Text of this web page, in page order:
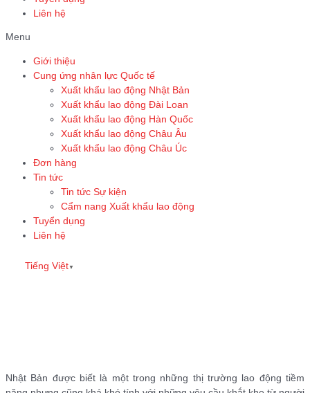
Liên hệ
Menu
Giới thiệu
Cung ứng nhân lực Quốc tế
Xuất khẩu lao động Nhật Bản
Xuất khẩu lao động Đài Loan
Xuất khẩu lao động Hàn Quốc
Xuất khẩu lao động Châu Âu
Xuất khẩu lao động Châu Úc
Đơn hàng
Tin tức
Tin tức Sự kiện
Cẩm nang Xuất khẩu lao động
Tuyển dụng
Liên hệ
Tiếng Việt ▼
Nhật Bản được biết là một trong những thị trường lao động tiềm